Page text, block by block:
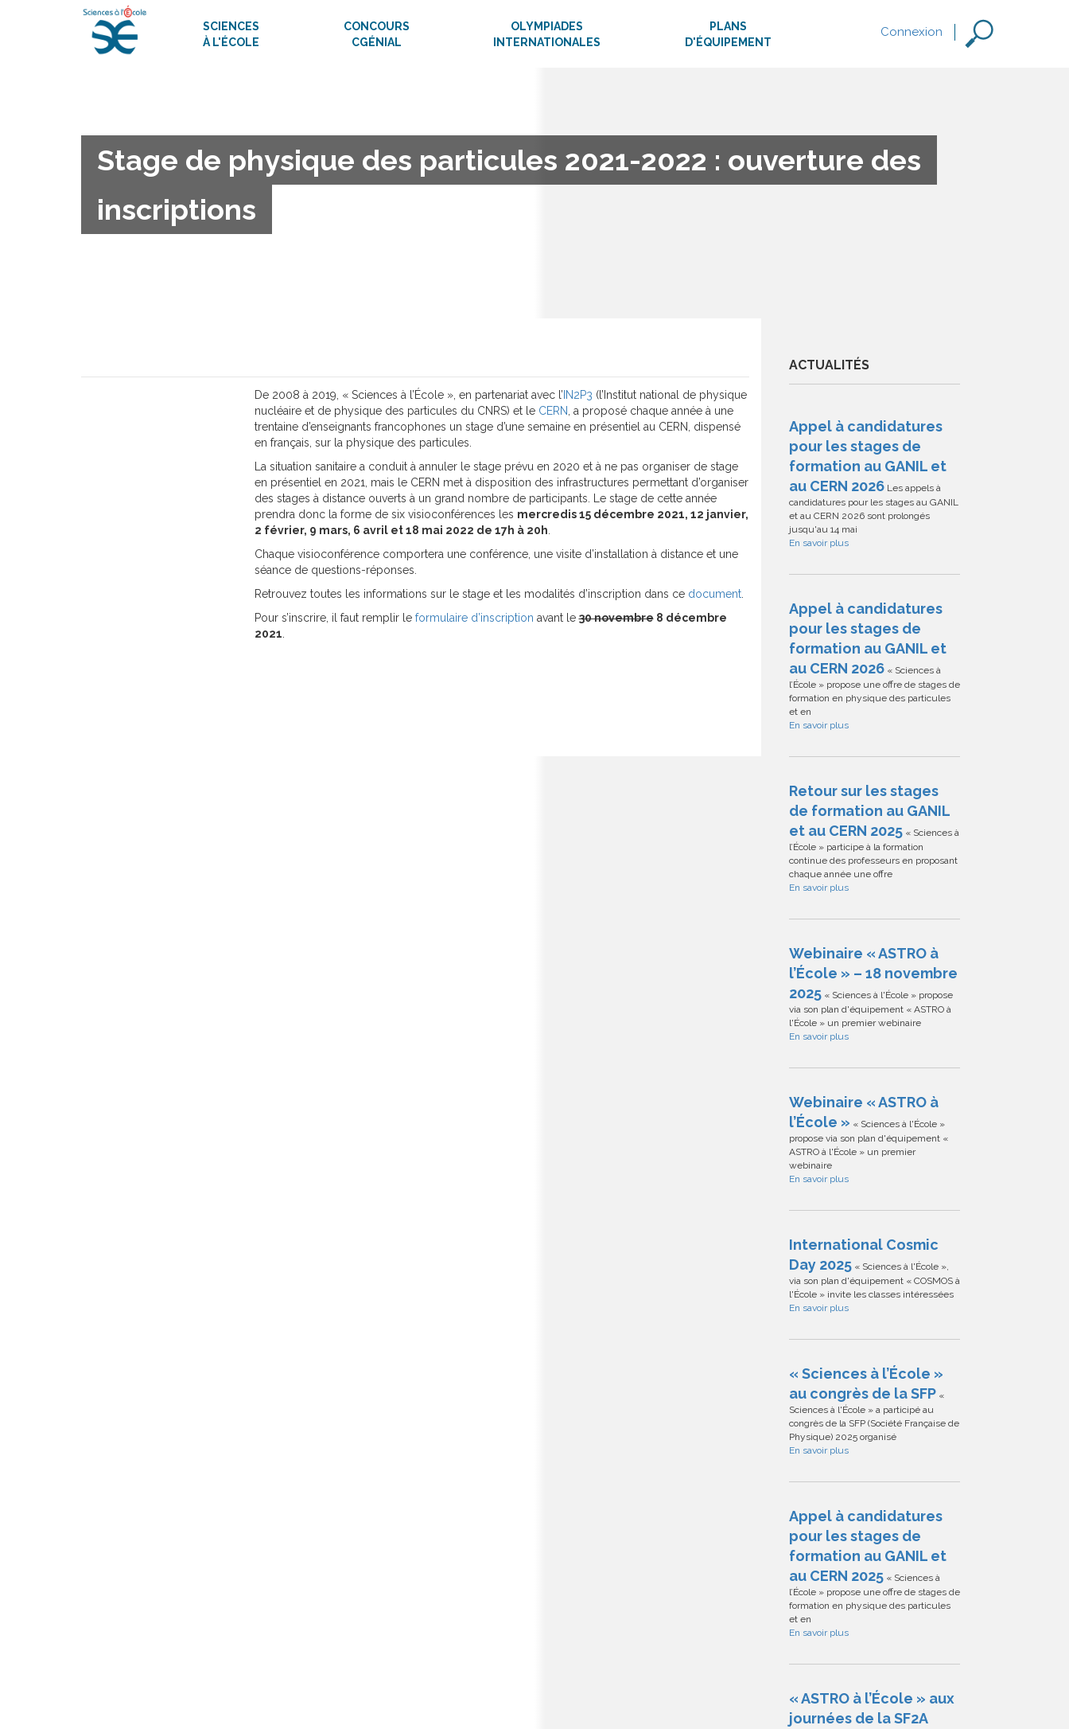
SCIENCES
À L'ÉCOLE
CONCOURS
CGÉNIAL
OLYMPIADES
INTERNATIONALES
PLANS
D'ÉQUIPEMENT
Connexion
Stage de physique des particules 2021-2022 : ouverture des
inscriptions
De 2008 à 2019, « Sciences à l’École », en partenariat avec l’ IN2P3 (l’Institut national de physique
nucléaire et de physique des particules du CNRS) et le CERN , a proposé chaque année à une
trentaine d’enseignants francophones un stage d’une semaine en présentiel au CERN, dispensé
en français, sur la physique des particules.
La situation sanitaire a conduit à annuler le stage prévu en 2020 et à ne pas organiser de stage
en présentiel en 2021, mais le CERN met à disposition des infrastructures permettant d’organiser
des stages à distance ouverts à un grand nombre de participants. Le stage de cette année
prendra donc la forme de six visioconférences les mercredis 15 décembre 2021, 12 janvier,
2 février, 9 mars, 6 avril et 18 mai 2022 de 17h à 20h
Chaque visioconférence comportera une conférence, une visite d’installation à distance et une
séance de questions-réponses.
Retrouvez toutes les informations sur le stage et les modalités d’inscription dans ce document.
Pour s’inscrire, il faut remplir le formulaire d’inscription avant le30 novembre8 décembre
2021
ACTUALITÉS
Appel à candidatures
pour les stages de
formation au GANIL et
au CERN 2026 Les appels à
candidatures pour les stages au GANIL
et au CERN 2026 sont prolongés
jusqu'au 14 mai
En savoir plus
Appel à candidatures
pour les stages de
formation au GANIL et
au CERN 2026 « Sciences à
l’École » propose une offre de stages de
formation en physique des particules
et en
En savoir plus
Retour sur les stages
de formation au GANIL
et au CERN 2025 « Sciences à
l’École » participe à la formation
continue des professeurs en proposant
chaque année une offre
En savoir plus
Webinaire « ASTRO à
l’École » – 18 novembre
2025 « Sciences à l'École » propose
via son plan d'équipement « ASTRO à
l'École » un premier webinaire
En savoir plus
Webinaire « ASTRO à
l’École » « Sciences à l'École »
propose via son plan d'équipement «
ASTRO à l'École » un premier
webinaire
En savoir plus
International Cosmic
Day 2025 « Sciences à l'École »,
via son plan d'équipement « COSMOS à
l'École » invite les classes intéressées
En savoir plus
« Sciences à l’École »
au congrès de la SFP «
Sciences à l'École » a participé au
congrès de la SFP (Société Française de
Physique) 2025 organisé
En savoir plus
Appel à candidatures
pour les stages de
formation au GANIL et
au CERN 2025 « Sciences à
l’École » propose une offre de stages de
formation en physique des particules
et en
En savoir plus
« ASTRO à l’École » aux
journées de la SF2A